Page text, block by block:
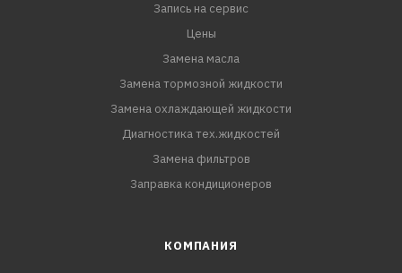
Запись на сервис
Цены
Замена масла
Замена тормозной жидкости
Замена охлаждающей жидкости
Диагностика тех.жидкостей
Замена фильтров
Заправка кондиционеров
КОМПАНИЯ